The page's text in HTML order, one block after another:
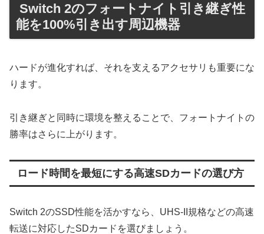
​ Switch 2のフォートナイト引き継ぎ性
能を100%引き出す周辺機器
​ハードが進化すれば、それを支えるアクセサリも重要にな
ります。
引き継ぎと同時に環境を整えることで、フォートナイトの
勝率はさらに上がります。
ロード時間を最短にする高速SDカードの選び方
​Switch 2のSSD性能を活かすなら、UHS-II規格などの高速
転送に対応したSDカードを選びましょう。